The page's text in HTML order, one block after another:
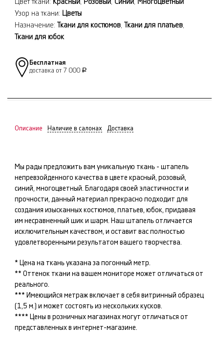
Цвет ткани: Красный, Розовый, Синий, Многоцветный
Узор на ткани: Цветы
Назначение:
Ткани для костюмов, Ткани для платьев,
Ткани для юбок
Бесплатная
доставка от 7 000 Р
Описание Наличие в салонах Доставка
Мы рады предложить вам уникальную ткань - штапель
непревзойденного качества в цвете красный, розовый,
синий, многоцветный. Благодаря своей эластичности и
прочности, данный материал прекрасно подходит для
создания изысканных костюмов, платьев, юбок, придавая
им несравненный шик и шарм. Наш штапель отличается
исключительным качеством, и оставит вас полностью
удовлетворенными результатом вашего творчества.
* Цена на ткань указана за погонный метр.
** Оттенок ткани на вашем мониторе может отличаться от
реального.
*** Имеющийся метраж включает в себя витринный образец
(1,5 м.) и может состоять из нескольких кусков.
**** Цены в розничных магазинах могут отличаться от
представленных в интернет-магазине.